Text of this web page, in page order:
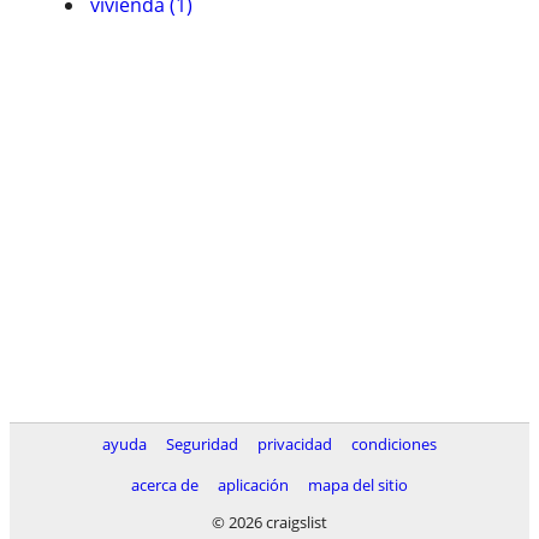
ayuda Seguridad privacidad
condiciones
acerca de
aplicación
mapa del sitio
© 2026 craigslist